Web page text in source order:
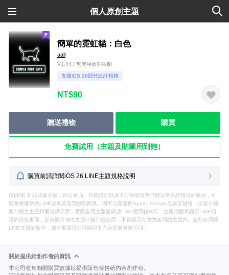
個人原創主題
簡單的霓虹貓：白色
aall
V1.44 / 無使用效期限制
支援iOS 26部分設計規格
NT$90
贈送禮物 購買
免費試用（主題及貼圖用到飽）
購買前請詳閱iOS 26 LINE主題規格說明
自LINE 9.12.0版本起，部分頁面、功能按鈕以及下方功能選單只能呈現系統預設的圖示，可
能會根據您的LINE版本及裝置機型而異。因平台開發商Apple, Google之政策規格，主題小舖
所刊載之主題封面僅供示意，實際套用主題並開啟LINE應用程式時，主題封面將顯示LINE預
設的綠色畫面。部分圖片僅供主題小舖刊載使用，不會顯示在實際套用的主題內。若您使用的
LINE非最新版本，部分畫面設計可能與下方示意圖有所不同。
關於提供給創作者的資訊
本公司收集相關購買數據以提供販售報告給內容創作者。